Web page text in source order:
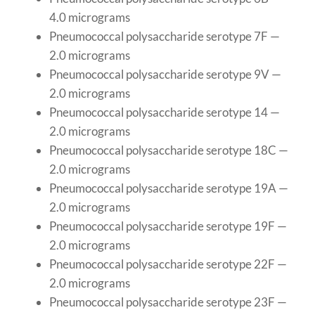
4.0 micrograms
Pneumococcal polysaccharide serotype 7F —
2.0 micrograms
Pneumococcal polysaccharide serotype 9V —
2.0 micrograms
Pneumococcal polysaccharide serotype 14 —
2.0 micrograms
Pneumococcal polysaccharide serotype 18C —
2.0 micrograms
Pneumococcal polysaccharide serotype 19A —
2.0 micrograms
Pneumococcal polysaccharide serotype 19F —
2.0 micrograms
Pneumococcal polysaccharide serotype 22F —
2.0 micrograms
Pneumococcal polysaccharide serotype 23F —